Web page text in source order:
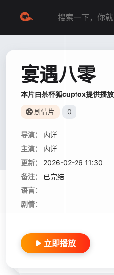
宴遇八零
本片由茶杯狐cupfox提供播放
剧情片 0
导演：
内详
主演：
内详
更新：
2026-02-26 11:30
备注：
已完结
语言：
剧情：
立即播放